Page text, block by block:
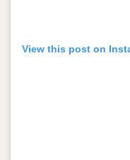
View this post on